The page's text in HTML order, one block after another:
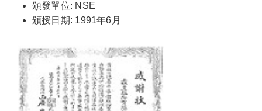
頒發單位: NSE
頒授日期: 1991年6月